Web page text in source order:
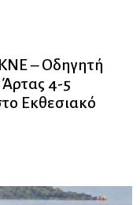
– Οδηγητή
4-5
Εκθεσιακό